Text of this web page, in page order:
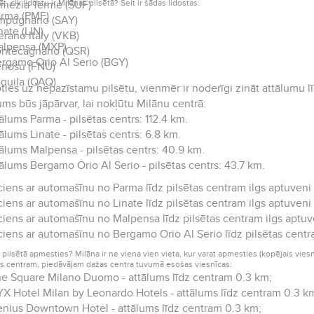
Terme (SUF)
(SAY)
Italy (VKB)
(QSR)
(FNU)
(QAQ)
cik lidostu ir Milānas pilsētā? Šeit ir šādas lidostas:
(PMF)
(LIN)
(MXP)
Orio Al Serio (BGY)
uz nepazīstamu pilsētu, vienmēr ir noderīgi zināt attālumu
būs jāpārvar, lai nokļūtu Milānu centrā:
Parma - pilsētas centrs: 112.4 km.
Linate - pilsētas centrs: 6.8 km.
Malpensa - pilsētas centrs: 40.9 km.
Bergamo Orio Al Serio - pilsētas centrs: 43.7 km.
ar automašīnu no Parma līdz pilsētas centram ilgs aptuveni
ar automašīnu no Linate līdz pilsētas centram ilgs
ar automašīnu no Malpensa līdz pilsētas centram ilgs
ar automašīnu no Bergamo Orio Al Serio līdz pilsētas
pilsētā apmesties? Milāna ir ne viena vien vieta, kur varat apmesties (kopējais
centram, piedāvājam dažas centra tuvumā esošas viesnīcas:
Square Milano Duomo - attālums līdz centram 0.3 km;
Hotel Milan by Leonardo Hotels - attālums līdz centram 0.3
Downtown Hotel - attālums līdz centram 0.3 km;